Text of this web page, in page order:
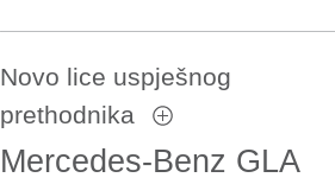
Novo lice uspješnog
prethodnika
Mercedes-Benz GLA